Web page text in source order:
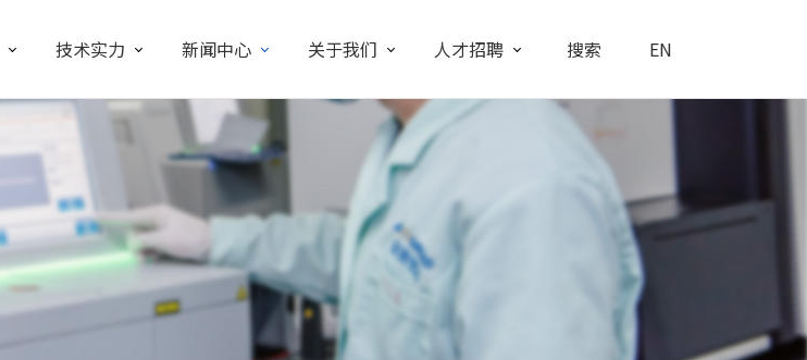
技术实力 新闻中心 关于我们 人才招聘 搜索 EN